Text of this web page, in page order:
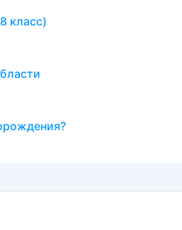
класс)